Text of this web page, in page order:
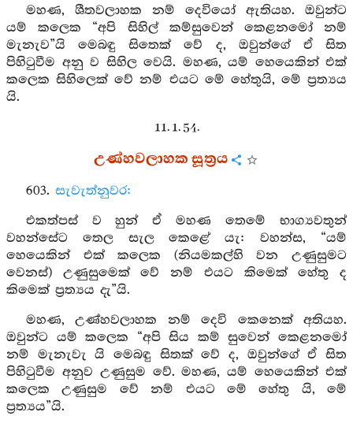
මහණ, ශීතවලාහක නම් දෙවියෝ ඇතියහ. ඔවුන්ට
යම් කලෙක “අපි සිහිල් කම්සුවෙන් කෙළනමෝ නම්
මැනැව”යි මෙබඳු සිතෙක් වේ ද, ඔවුන්ගේ ඒ සිත
පිහිටුවීම අනු ව සිහිල වෙයි. මහණ, යම් හෙයෙකින් එක්
කලෙක සිහිලෙක් වේ නම් එයට මේ හේතුයි, මේ ප්‍රත්‍යය
යි.
11. 1. 54.
උණ්හවලාහක සූත්‍රය
603. සැවැත්නුවර:
එකත්පස් ව හුන් ඒ මහණ තෙමේ භාග්‍යවතුන්
වහන්සේට තෙල සැල කෙළේ යැ: වහන්ස, “යම්
හෙයෙකින් එක් කලෙක (නියමකල්හි වන උණුසුමට
වෙනස්) උණුසුමෙක් වේ නම් එයට කිමෙක් හේතු ද
කිමෙක් ප්‍රත්‍යය දැ”යි.
මහණ, උණ්හවලාහක නම් දෙවි කෙනෙක් අතියහ.
ඔවුන්ට යම් කලෙක “අපි සිය කම් සුවෙන් කෙළනමෝ
නම් මැනැවැ යි මෙබඳු සිතක් වේ ද, ඔවුන්ගේ ඒ සිත
පිහිටුවීම අනුව උණුසුම වේ. මහණ, යම් හෙයෙකින් එක්
කලෙක උණුසුම වේ නම් එයට මේ හේතු යි, මේ
ප්‍රත්‍යය”යි.